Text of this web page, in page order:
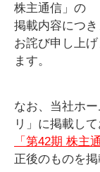
株主通信」の
掲載内容につき
お詫び申し上
ます。
なお、当社ホ
リ」に掲載し
「第42期 株主
正後のものを掲